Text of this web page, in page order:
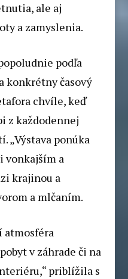
ale aj
a zamyslenia.
podľa
konkrétny časový
chvíle, keď
z každodennej
„Výstava ponúka
vonkajším a
krajinou a
a mlčaním.
atmosféra
v záhrade či na
priblížila s